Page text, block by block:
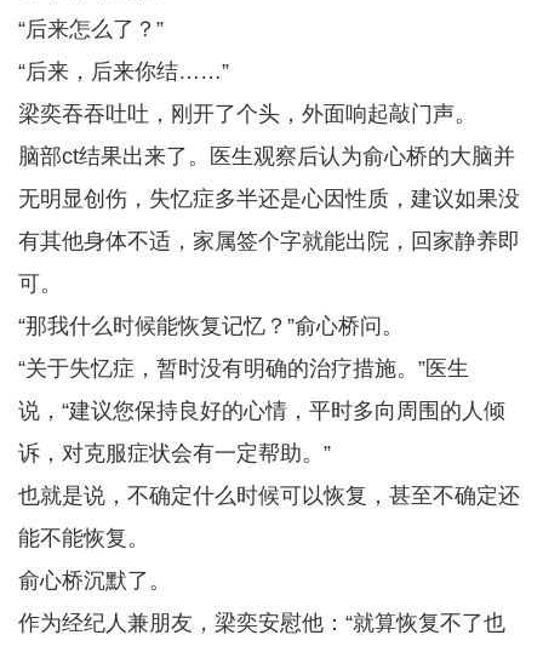
“后来怎么了？”
“后来，后来你结……”
梁奕吞吞吐吐，刚开了个头，外面响起敲门声。
脑部ct结果出来了。医生观察后认为俞心桥的大脑并
无明显创伤，失忆症多半还是心因性质，建议如果没
有其他身体不适，家属签个字就能出院，回家静养即
可。
“那我什么时候能恢复记忆？”俞心桥问。
“关于失忆症，暂时没有明确的治疗措施。”医生
说，“建议您保持良好的心情，平时多向周围的人倾
诉，对克服症状会有一定帮助。”
也就是说，不确定什么时候可以恢复，甚至不确定还
能不能恢复。
俞心桥沉默了。
作为经纪人兼朋友，梁奕安慰他：“就算恢复不了也